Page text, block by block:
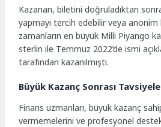
Kazanan, biletini doğruladıktan
yapmayı tercih edebilir veya anonim
zamanların en büyük Milli Piyango
sterlin ile Temmuz 2022’de ismi
tarafından kazanılmıştı.
Büyük Kazanç Sonrası
Finans uzmanları, büyük kazanç
vermemelerini ve profesyonel